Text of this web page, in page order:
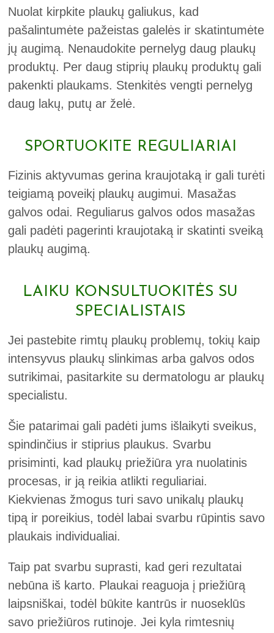
Nuolat kirpkite plaukų galiukus, kad
pašalintumėte pažeistas galelės ir skatintumėte
jų augimą. Nenaudokite pernelyg daug plaukų
produktų. Per daug stiprių plaukų produktų gali
pakenkti plaukams. Stenkitės vengti pernelyg
daug lakų, putų ar želė.
SPORTUOKITE REGULIARIAI
Fizinis aktyvumas gerina kraujotaką ir gali turėti
teigiamą poveikį plaukų augimui. Masažas
galvos odai. Reguliarus galvos odos masažas
gali padėti pagerinti kraujotaką ir skatinti sveiką
plaukų augimą.
LAIKU KONSULTUOKITĖS SU
SPECIALISTAIS
Jei pastebite rimtų plaukų problemų, tokių kaip
intensyvus plaukų slinkimas arba galvos odos
sutrikimai, pasitarkite su dermatologu ar plaukų
specialistu.
Šie patarimai gali padėti jums išlaikyti sveikus,
spindinčius ir stiprius plaukus. Svarbu
prisiminti, kad plaukų priežiūra yra nuolatinis
procesas, ir ją reikia atlikti reguliariai.
Kiekvienas žmogus turi savo unikalų plaukų
tipą ir poreikius, todėl labai svarbu rūpintis savo
plaukais individualiai.
Taip pat svarbu suprasti, kad geri rezultatai
nebūna iš karto. Plaukai reaguoja į priežiūrą
laipsniškai, todėl būkite kantrūs ir nuoseklūs
savo priežiūros rutinoje. Jei kyla rimtesnių